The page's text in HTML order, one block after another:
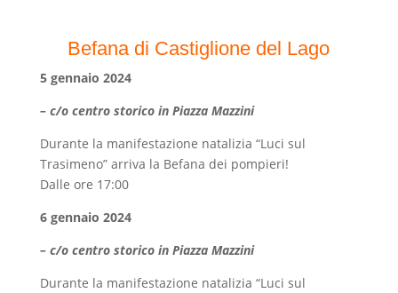
Befana di Castiglione del Lago
5 gennaio 2024
– c/o centro storico in Piazza Mazzini
Durante la manifestazione natalizia “Luci sul
Trasimeno” arriva la Befana dei pompieri!
Dalle ore 17:00
6 gennaio 2024
– c/o centro storico in Piazza Mazzini
Durante la manifestazione natalizia “Luci sul